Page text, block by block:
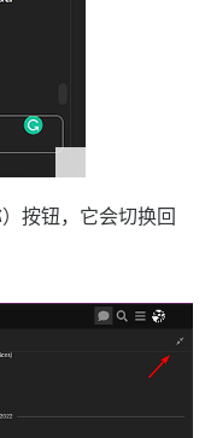
按钮，它会切换回